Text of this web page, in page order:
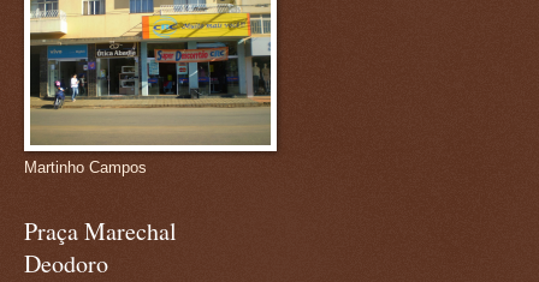
Martinho Campos
Praça Marechal
Deodoro